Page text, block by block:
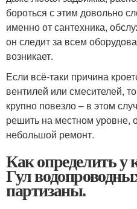
бороться с этим довольно
именно от сантехника,
он следит за всем
возникает.
Если всё-таки причина
вентилей или смесителей,
крупно повезло – в этом
решить на местном уровне,
небольшой ремонт.
Как определить у
Гул
партизаны.